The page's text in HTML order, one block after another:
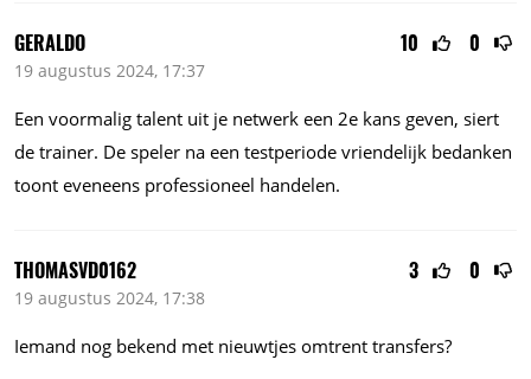
10 0
GERALDO
19 augustus 2024, 17:37
Een voormalig talent uit je netwerk een 2e kans geven, siert
de trainer. De speler na een testperiode vriendelijk bedanken
toont eveneens professioneel handelen.
3 0
THOMASVD0162
19 augustus 2024, 17:38
Iemand nog bekend met nieuwtjes omtrent transfers?